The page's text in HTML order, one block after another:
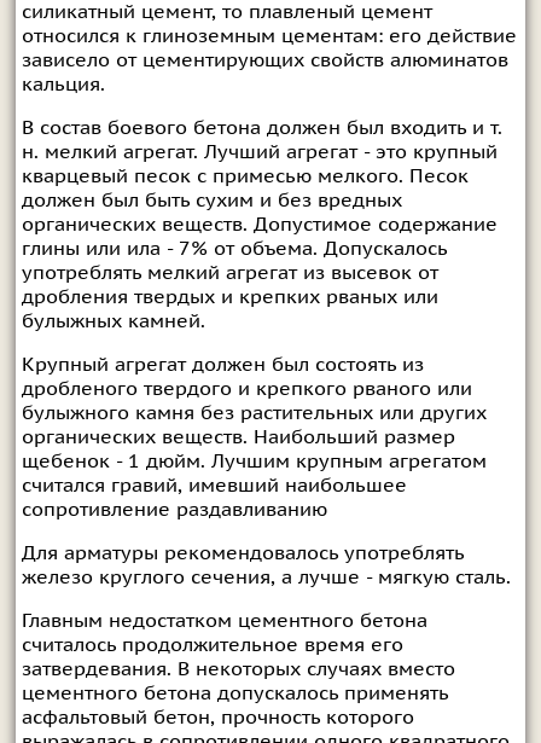
силикатный цемент, то плавленый цемент
относился к глиноземным цементам: его действие
зависело от цементирующих свойств алюминатов
кальция.
В состав боевого бетона должен был входить и т.
н. мелкий агрегат. Лучший агрегат - это крупный
кварцевый песок с примесью мелкого. Песок
должен был быть сухим и без вредных
органических веществ. Допустимое содержание
глины или ила - 7% от объема. Допускалось
употреблять мелкий агрегат из высевок от
дробления твердых и крепких рваных или
булыжных камней.
Крупный агрегат должен был состоять из
дробленого твердого и крепкого рваного или
булыжного камня без растительных или других
органических веществ. Наибольший размер
щебенок - 1 дюйм. Лучшим крупным агрегатом
считался гравий, имевший наибольшее
сопротивление раздавливанию
Для арматуры рекомендовалось употреблять
железо круглого сечения, а лучше - мягкую сталь.
Главным недостатком цементного бетона
считалось продолжительное время его
затвердевания. В некоторых случаях вместо
цементного бетона допускалось применять
асфальтовый бетон, прочность которого